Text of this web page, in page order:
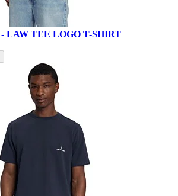
- LAW TEE LOGO T-SHIRT